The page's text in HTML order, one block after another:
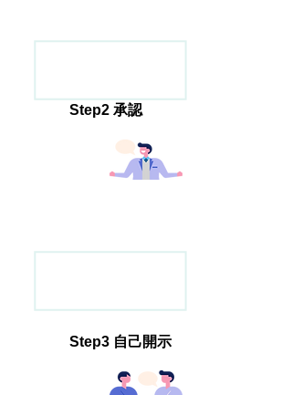
Step2 承認
Step3 自己開示